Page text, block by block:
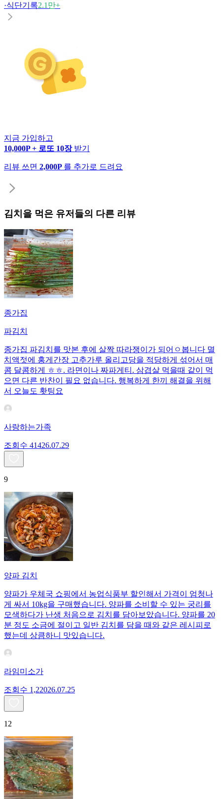
·식단기록2.1만+
지금 가입하고
10,000P + 로또 10장 받기
리뷰 쓰면 2,000P 를 추가로 드려요
김치 을 먹은 유저들의 다른 리뷰
종가집
파김치
종가집 파김치를 맛본 후에 살짝 따라쟁이가 되어ㅇ봅니다 멸
치액젓에 홍게간장 고추가루 올리고당을 적당하게 섞어서 매
콤 달콤하게 ㅎㅎ. 라면이나 짜파게티. 삼겹살 먹을때 같이 먹
으면 다른 반찬이 필요 없습니다. 행복하게 한끼 해결을 위해
서 오늘도 홧팅요
사랑하는가족
조회수 41426.07.29
9
양파 김치
양파가 우체국 쇼핑에서 농업식품부 할인해서 가격이 엄청나
게 싸서 10kg을 구매했습니다. 양파를 소비할 수 있는 궁리를
모색하다가 난생 처음으로 김치를 담아보았습니다. 양파를 20
분 정도 소금에 절이고 일반 김치를 담을 때와 같은 레시피로
했는데 상큼하니 맛있습니다.
라임미소가
조회수 1,22026.07.25
12